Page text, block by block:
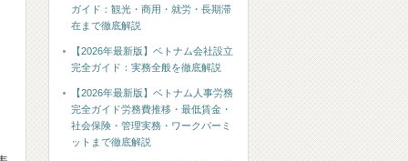
ガイド：観光・商用・就労・長期滞
在まで徹底解説
【2026年最新版】ベトナム会社設立
完全ガイド：実務全般を徹底解説
【2026年最新版】ベトナム人事労務
完全ガイド労務費推移・最低賃金・
社会保険・管理実務・ワークパーミ
ットまで徹底解説